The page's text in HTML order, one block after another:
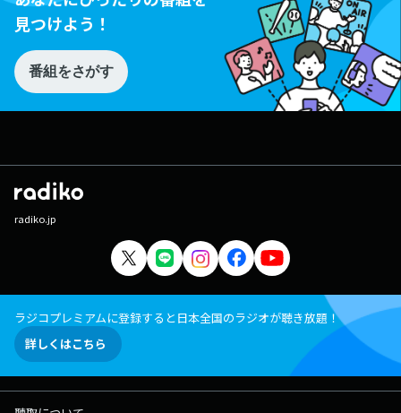
見つけよう！
番組をさがす
radiko.jp
ラジコプレミアムに登録すると日本全国のラジオが聴き放題！
詳しくはこちら